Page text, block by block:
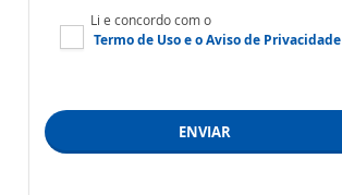
Li e concordo com o
Termo de Usoe oAviso de Privacidade
ENVIAR